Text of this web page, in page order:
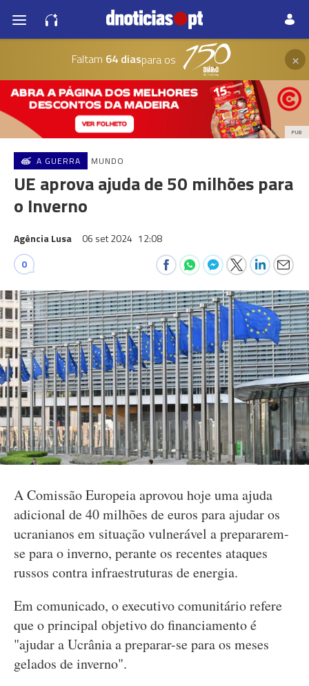
Faltam 64 diaspara os ×
PUB
A GUERRA MUNDO
UE aprova ajuda de 50 milhões para
o Inverno
Agência Lusa 06 set 2024 12:08
0
A Comissão Europeia aprovou hoje uma ajuda
adicional de 40 milhões de euros para ajudar os
ucranianos em situação vulnerável a prepararem-
se para o inverno, perante os recentes ataques
russos contra infraestruturas de energia.
Em comunicado, o executivo comunitário refere
que o principal objetivo do financiamento é
"ajudar a Ucrânia a preparar-se para os meses
gelados de inverno".